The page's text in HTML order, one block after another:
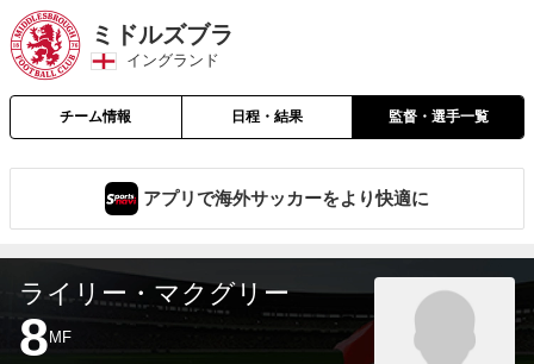
ミドルズブラ
イングランド
チーム情報 日程・結果 監督・選手一覧
アプリで海外サッカーをより快適に
ライリー・マクグリー
8 MF